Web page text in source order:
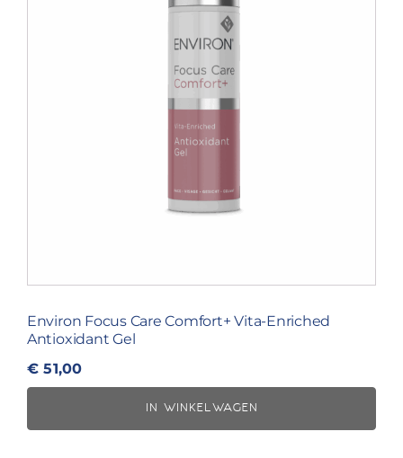
Environ Focus Care Comfort+ Vita-Enriched
Antioxidant Gel
€ 51,00
IN WINKELWAGEN